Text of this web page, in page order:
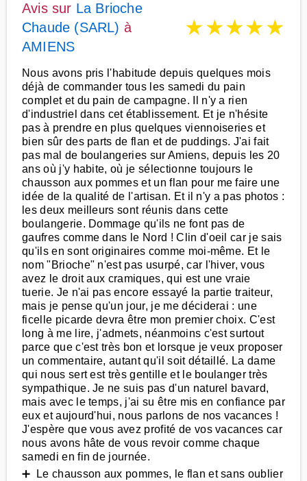
Avis sur La Brioche
Chaude (SARL) à
AMIENS
★★★★★
Nous avons pris l'habitude depuis quelques mois
déjà de commander tous les samedi du pain
complet et du pain de campagne. Il n'y a rien
d'industriel dans cet établissement. Et je n'hésite
pas à prendre en plus quelques viennoiseries et
bien sûr des parts de flan et de puddings. J'ai fait
pas mal de boulangeries sur Amiens, depuis les 20
ans où j'y habite, où je sélectionne toujours le
chausson aux pommes et un flan pour me faire une
idée de la qualité de l'artisan. Et il n'y a pas photos :
les deux meilleurs sont réunis dans cette
boulangerie. Dommage qu'ils ne font pas de
gaufres comme dans le Nord ! Clin d'oeil car je sais
qu'ils en sont originaires comme moi-même. Et le
nom "Brioche" n'est pas usurpé, car l'hiver, vous
avez le droit aux cramiques, qui est une vraie
tuerie. Je n'ai pas encore essayé la partie traiteur,
mais je pense qu'un jour, je me déciderai : une
ficelle picarde devra être mon premier choix. C'est
long à me lire, j'admets, néanmoins c'est surtout
parce que c'est très bon et lorsque je veux proposer
un commentaire, autant qu'il soit détaillé. La dame
qui nous sert est très gentille et le boulanger très
sympathique. Je ne suis pas d'un naturel bavard,
mais avec le temps, j'ai su être mis en confiance par
eux et aujourd'hui, nous parlons de nos vacances !
J'espère que vous avez profité de vos vacances car
nous avons hâte de vous revoir comme chaque
samedi en fin de journée.
➕ Le chausson aux pommes, le flan et sans oublier